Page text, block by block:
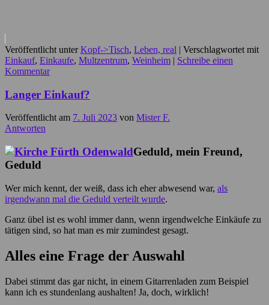
Veröffentlicht unter Kopf->Tisch, Leben, real | Verschlagwortet mit
Einkauf, Einkaufe, Multzentrum, Weinheim | Schreibe einen
Kommentar
Langer Einkauf?
Veröffentlicht am 7. Juli 2023 von Mister F.
Antworten
Geduld, mein Freund,
Geduld
Wer mich kennt, der weiß, dass ich eher abwesend war, als
irgendwann mal die Geduld verteilt wurde.
Ganz übel ist es wohl immer dann, wenn irgendwelche Einkäufe zu
tätigen sind, so hat man es mir zumindest gesagt.
Alles eine Frage der Auswahl
Dabei stimmt das gar nicht, in einem Gitarrenladen zum Beispiel
kann ich es stundenlang aushalten! Ja, doch, wirklich!